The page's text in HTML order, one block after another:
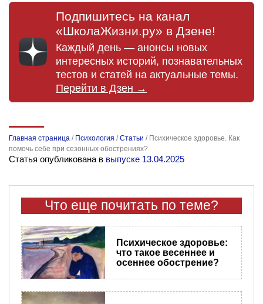
Подпишитесь на канал
«ШколаЖизни.ру» в Дзене!
Каждый день — анонсы новых
интересных историй, познавательных
тестов и статей на актуальные темы.
Перейти в Дзен →
Главная страница / Психология /Статьи / Психическое здоровье. Как
помочь себе при сезонных обострениях?
Статья опубликована в выпуске 13.04.2025
Что еще почитать по теме?
Психическое здоровье:
что такое весеннее и
осеннее обострение?